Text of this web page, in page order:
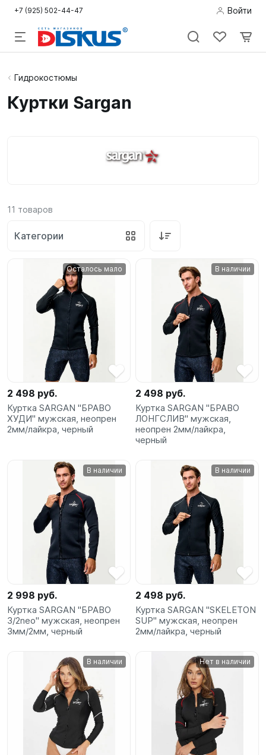
+7 (925) 502-44-47 Войти
Подводная
сёрфинг
Подарочные
Карты
Акции
Гидрокостюмы
Куртки Sargan
11 товаров
Категории
Осталось мало
2 498 руб.
Куртка SARGAN "БРАВО
ХУДИ" мужская, неопрен
2мм/лайкра, черный
В наличии
2 498 руб.
Куртка SARGAN "БРАВО
ЛОНГСЛИВ" мужская,
неопрен 2мм/лайкра,
черный
В наличии
2 998 руб.
Куртка SARGAN "БРАВО
3/2neo" мужская, неопрен
3мм/2мм, черный
В наличии
2 498 руб.
Куртка SARGAN "SKELETON
SUP" мужская, неопрен
2мм/лайкра, черный
В наличии Нет в наличии